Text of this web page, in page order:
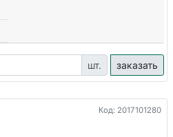
шт. заказать
Код: 2017101280